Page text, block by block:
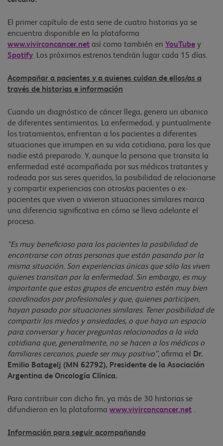
El primer capítulo de esta serie de cuatro historias ya se
encuentra disponible en la plataforma
www.vivirconcancer.net así como también en YouTube y
Spotify. Los próximos estrenos tendrán lugar cada 15 días.
Acompañar a pacientes y a quienes cuidan de ellos/as a
través de historias e información
Cuando un diagnóstico de cáncer llega, genera un abanico
de diferentes sentimientos. La enfermedad, y puntualmente
los tratamientos, enfrentan a los pacientes a diferentes
situaciones que irrumpen en su vida cotidiana, para los que
nadie está preparado. Y, aunque la persona que transita la
enfermedad esté acompañada por sus médicos tratantes y
rodeada por sus seres queridos, la posibilidad de relacionarse
y compartir experiencias con otros/as pacientes o ex-
pacientes que viven o vivieron situaciones similares marca
una diferencia significativa en cómo se lleva adelante el
proceso.
“Es muy beneficioso para los pacientes la posibilidad de
encontrarse con otras personas que están pasando por la
misma situación. Son experiencias únicas que sólo las viven
quienes transitan por la enfermedad. Sin embargo, es muy
importante que estos grupos de encuentro estén muy bien
coordinados por profesionales y que, quienes participen,
hayan pasado por situaciones similares. Tener posibilidad de
compartir los miedos y ansiedades, o que haya un espacio
para conversar y hacer preguntas relacionadas a la vida
cotidiana que, generalmente, no se hacen a los médicos o
familiares cercanos, puede ser muy positivo”, afirma el
Dr.
Emilio Batagelj (MN 62792), Presidente de la Asociación
Argentina de Oncología Clínica.
Para contribuir con dicho fin, ya más de 30 historias se
difundieron en la plataforma www.vivirconcancer.net .
Información para seguir acompañando